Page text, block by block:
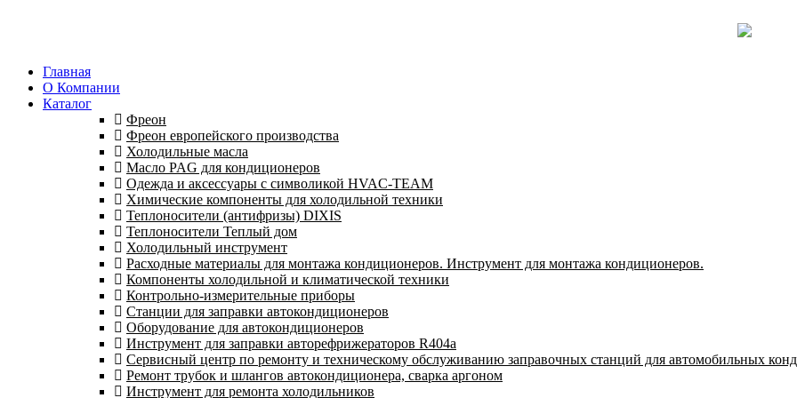
Главная
О Компании
Каталог
Фреон
Фреон европейского производства
Холодильные масла
Масло PAG для кондиционеров
Одежда и аксессуары с символикой HVAC-TEAM
Химические компоненты для холодильной техники
Теплоносители (антифризы) DIXIS
Теплоносители Теплый дом
Холодильный инструмент
Расходные материалы для монтажа кондиционеров. Инструмент для монтажа кондиционеров.
Компоненты холодильной и климатической техники
Контрольно-измерительные приборы
Станции для заправки автокондиционеров
Оборудование для автокондиционеров
Инструмент для заправки авторефрижераторов R404a
Сервисный центр по ремонту и техническому обслуживанию заправочных станций для автомобильных
Ремонт трубок и шлангов автокондиционера, сварка аргоном
Инструмент для ремонта холодильников